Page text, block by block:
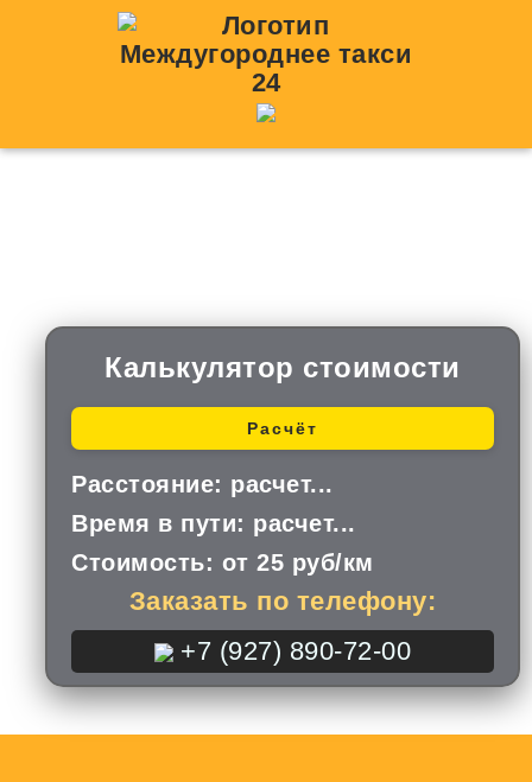
Калькулятор стоимости
Расчёт
Расстояние: расчет...
Время в пути: расчет...
Стоимость: от 25 руб/км
Заказать по телефону:
+7 (927) 890-72-00